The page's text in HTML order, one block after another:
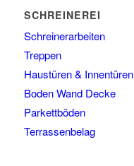
SCHREINEREI
Schreinerarbeiten
Treppen
Haustüren & Innentüren
Boden Wand Decke
Parkettböden
Terrassenbelag